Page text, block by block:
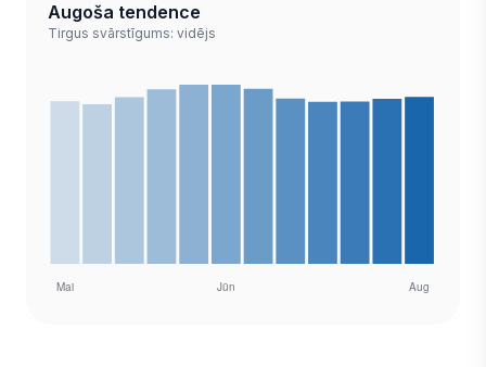
Augoša tendence
Tirgus svārstīgums: vidējs